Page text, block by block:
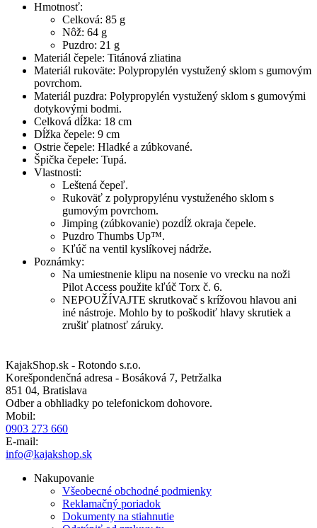
Hmotnosť:
Celková: 85 g
Nôž: 64 g
Puzdro: 21 g
Materiál čepele: Titánová zliatina
Materiál rukoväte: Polypropylén vystužený sklom s gumovým
povrchom.
Materiál puzdra: Polypropylén vystužený sklom s gumovými
dotykovými bodmi.
Celková dĺžka: 18 cm
Dĺžka čepele: 9 cm
Ostrie čepele: Hladké a zúbkované.
Špička čepele: Tupá.
Vlastnosti:
Leštená čepeľ.
Rukoväť z polypropylénu vystuženého sklom s
gumovým povrchom.
Jimping (zúbkovanie) pozdĺž okraja čepele.
Puzdro Thumbs Up™.
Kľúč na ventil kyslíkovej nádrže.
Poznámky:
Na umiestnenie klipu na nosenie vo vrecku na noži
Pilot Access použite kľúč Torx č. 6.
NEPOUŽÍVAJTE skrutkovač s krížovou hlavou ani
iné nástroje. Mohlo by to poškodiť hlavy skrutiek a
zrušiť platnosť záruky.
KajakShop.sk - Rotondo s.r.o.
Korešpondenčná adresa - Bosáková 7, Petržalka
851 04, Bratislava
Odber a obhliadky po telefonickom dohovore.
Mobil:
0903 273 660
E-mail:
info@kajakshop.sk
Nakupovanie
Všeobecné obchodné podmienky
Reklamačný poriadok
Dokumenty na stiahnutie